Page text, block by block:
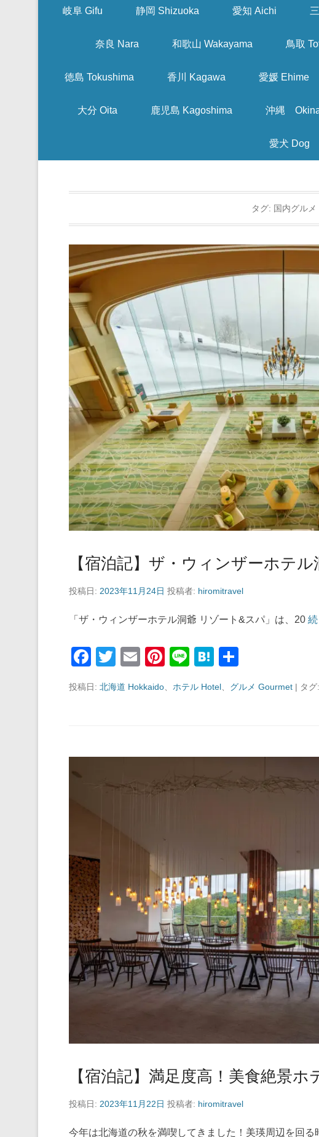
岐阜 Gifu 静岡 Shizuoka 愛知 Aichi
奈良 Nara 和歌山 Wakayama 鳥取
徳島 Tokushima 香川 Kagawa 愛媛 Ehime
大分 Oita 鹿児島 Kagoshima 沖縄
愛犬 Dog
タグ: 国内グルメ
【宿泊記】ザ・ウィンザーホテ
投稿日: 2023年11月24日 投稿者: hiromitravel
「ザ・ウィンザーホテル洞爺 リゾート&スパ」は、20
F
c
o
T
tt
E
ail
Pi
er
Li
e
H
e
投稿日: 北海道 Hokkaido ホテル Hotel グルメ Gourmet | タグ:
【宿泊記】満足度高！美食絶景ホ
投稿日: 2023年11月22日 投稿者: hiromitravel
今年は北海道の秋を満喫してきました！美瑛周辺を回る